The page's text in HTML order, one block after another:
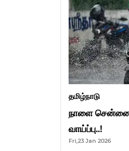
தமிழ்நாடு
நாளை சென்னை
வாய்ப்பு..!
Fri,23 Jan 2026